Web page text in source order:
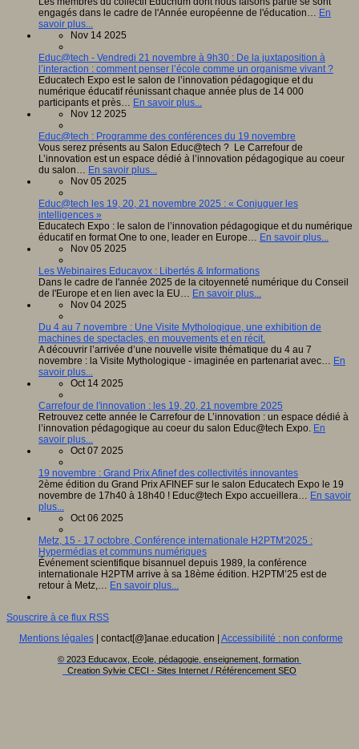
engagés dans le cadre de l'Année européenne de l'éducation… En
savoir plus...
Nov 14 2025
Educ@tech - Vendredi 21 novembre à 9h30 : De la juxtaposition à
l’interaction : comment penser l’école comme un organisme vivant ?
Educatech Expo est le salon de l’innovation pédagogique et du
numérique éducatif réunissant chaque année plus de 14 000
participants et près… En savoir plus...
Nov 12 2025
Educ@tech : Programme des conférences du 19 novembre
Vous serez présents au Salon Educ@tech ? Le Carrefour de
L’innovation est un espace dédié à l’innovation pédagogique au coeur
du salon… En savoir plus...
Nov 05 2025
Educ@tech les 19, 20, 21 novembre 2025 : « Conjuguer les
intelligences »
Educatech Expo : le salon de l’innovation pédagogique et du numérique
éducatif en format One to one, leader en Europe… En savoir plus...
Nov 05 2025
Les Webinaires Educavox : Libertés & Informations
Dans le cadre de l'année 2025 de la citoyenneté numérique du Conseil
de l'Europe et en lien avec la EU… En savoir plus...
Nov 04 2025
Du 4 au 7 novembre : Une Visite Mythologique, une exhibition de
machines de spectacles, en mouvements et en récit.
A découvrir l’arrivée d’une nouvelle visite thématique du 4 au 7
novembre : la Visite Mythologique - imaginée en partenariat avec… En
savoir plus...
Oct 14 2025
Carrefour de l'innovation : les 19, 20, 21 novembre 2025
Retrouvez cette année le Carrefour de L’innovation : un espace dédié à
l’innovation pédagogique au coeur du salon Educ@tech Expo. En
savoir plus...
Oct 07 2025
19 novembre : Grand Prix Afinef des collectivités innovantes
2ème édition du Grand Prix AFINEF sur le salon Educatech Expo le 19
novembre de 17h40 à 18h40 ! Educ@tech Expo accueillera… En savoir
plus...
Oct 06 2025
Metz, 15 - 17 octobre, Conférence internationale H2PTM'2025 :
Hypermédias et communs numériques
Événement scientifique bisannuel depuis 1989, la conférence
internationale H2PTM arrive à sa 18ème édition. H2PTM’25 est de
retour à Metz,… En savoir plus...
Souscrire à ce flux RSS
Mentions légales| contact[@]anae.education | Accessibilité : non conforme
© 2023 Educavox, Ecole, pédagogie, enseignement, formation
Creation Sylvie CECI - Sites Internet / Référencement SEO